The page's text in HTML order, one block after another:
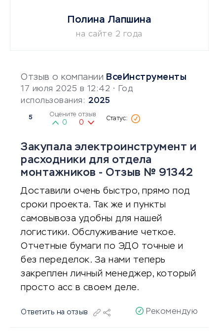
Отзыв о компании ВсеИнструменты
17 июля 2025 в 12:42 • Год
использования: 2025
5 Оцените отзыв
0 0
Закупала электроинструмент и
расходники для отдела
монтажников - Отзыв № 91342
Доставили очень быстро, прямо под
сроки проекта. Так же и пункты
самовывоза удобны для нашей
логистики. Обслуживание четкое.
Отчетные бумаги по ЭДО точные и
без переделок. За нами теперь
закреплен личный менеджер, который
просто асс в своем деле.
Ответить на отзыв Рекомендую
Полина Лапшина
на сайте 2 года